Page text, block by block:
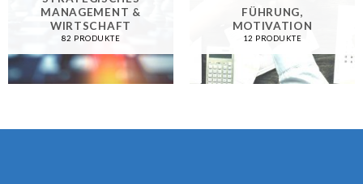
MANAGEMENT &
WIRTSCHAFT
82 PRODUKTE
FÜHRUNG,
MOTIVATION
12 PRODUKTE